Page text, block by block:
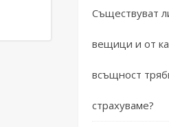
Съществуват
вещици и от
всъщност
страхуваме?